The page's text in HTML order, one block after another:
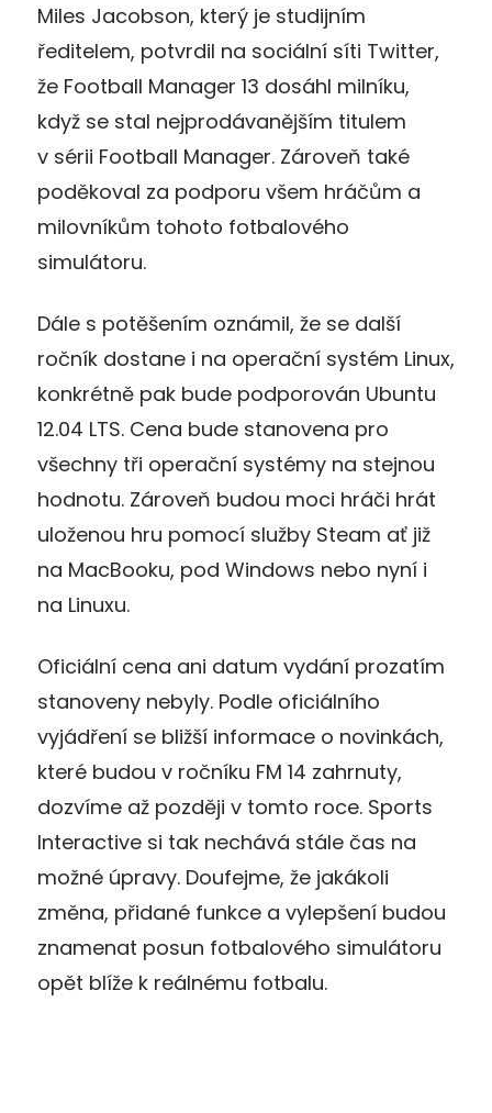
Miles Jacobson, který je studijním
ředitelem, potvrdil na sociální síti Twitter,
že Football Manager 13 dosáhl milníku,
když se stal nejprodávanějším titulem
v sérii Football Manager. Zároveň také
poděkoval za podporu všem hráčům a
milovníkům tohoto fotbalového
simulátoru.
Dále s potěšením oznámil, že se další
ročník dostane i na operační systém Linux,
konkrétně pak bude podporován Ubuntu
12.04 LTS. Cena bude stanovena pro
všechny tři operační systémy na stejnou
hodnotu. Zároveň budou moci hráči hrát
uloženou hru pomocí služby Steam ať již
na MacBooku, pod Windows nebo nyní i
na Linuxu.
Oficiální cena ani datum vydání prozatím
stanoveny nebyly. Podle oficiálního
vyjádření se bližší informace o novinkách,
které budou v ročníku FM 14 zahrnuty,
dozvíme až později v tomto roce. Sports
Interactive si tak nechává stále čas na
možné úpravy. Doufejme, že jakákoli
změna, přidané funkce a vylepšení budou
znamenat posun fotbalového simulátoru
opět blíže k reálnému fotbalu.